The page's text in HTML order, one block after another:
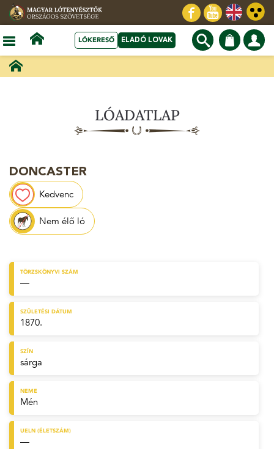
LÓKERESŐ ELADÓ LOVAK
LÓADATLAP
DONCASTER
Kedvenc
Nem élő ló
TÖRZSKÖNYVI SZÁM
—
SZÜLETÉSI DÁTUM
1870.
SZÍN
sárga
NEME
Mén
UELN (ÉLETSZÁM)
—